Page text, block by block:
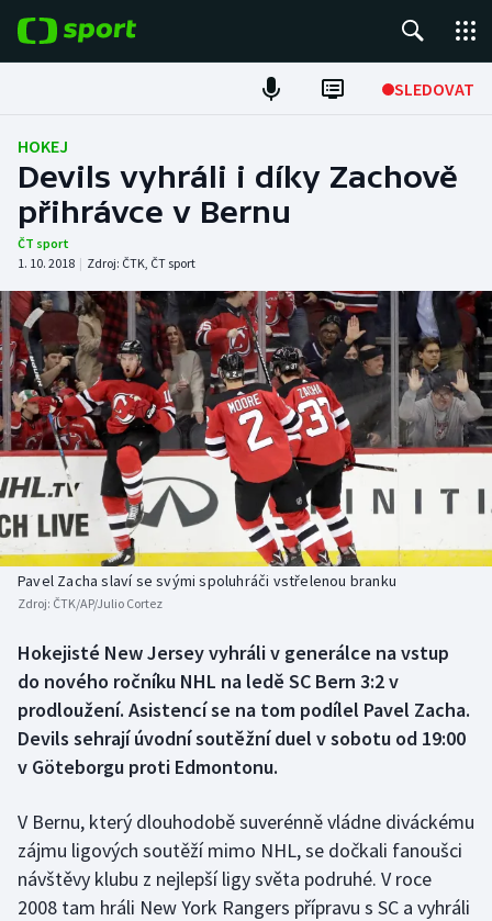
SLEDOVAT
Fotbal
Hokej
Tenis
Atletika
Cyklistika
DALŠÍ SPORTY
Americký fotbal
Baseball a softbal
Basketbal
Biatlon
Boby a skeleton
Box
Curling
Dostihy
Florbal
NEPŘEHLÉDNĚTE
Soutěže
Historické návraty
Aplikace ČT sport
AZ kvíz
HOKEJ
Devils vyhráli i díky Zachově
přihrávce v Bernu
ČT sport
1. 10. 2018 | Zdroj: ČTK, ČT sport
Pavel Zacha slaví se svými spoluhráči vstřelenou branku
Zdroj: ČTK/AP/Julio Cortez
Hokejisté New Jersey vyhráli v generálce na vstup
do nového ročníku NHL na ledě SC Bern 3:2 v
prodloužení. Asistencí se na tom podílel Pavel Zacha.
Devils sehrají úvodní soutěžní duel v sobotu od 19:00
v Göteborgu proti Edmontonu.
V Bernu, který dlouhodobě suverénně vládne diváckému
zájmu ligových soutěží mimo NHL, se dočkali fanoušci
návštěvy klubu z nejlepší ligy světa podruhé. V roce
2008 tam hráli New York Rangers přípravu s SC a vyhráli